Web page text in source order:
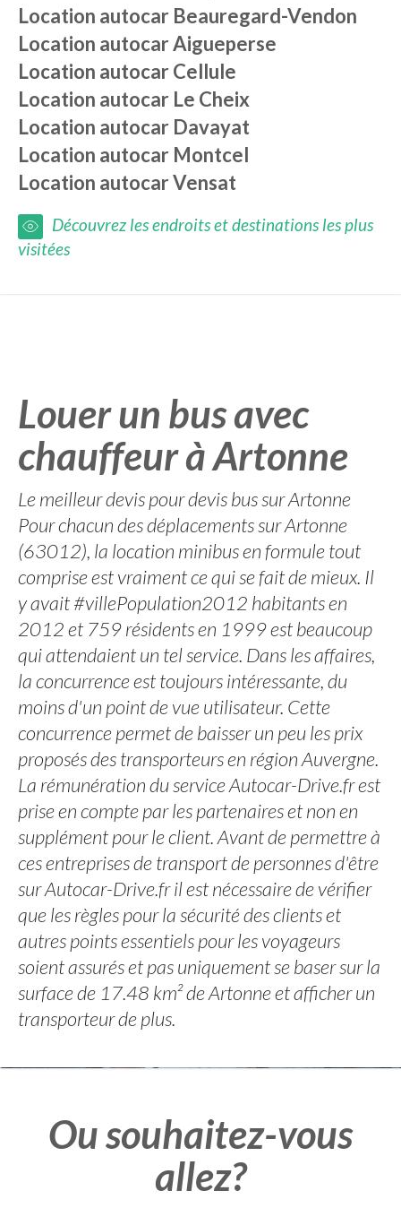
Location autocar Beauregard-Vendon
Location autocarAigueperse
Location autocarCellule
Location autocar Le Cheix
Location autocar Davayat
Location autocar Montcel
Location autocarVensat
Découvrez les endroits et destinations les plus
visitées
Louer un bus avec
chauffeur à Artonne
Le meilleur devis pour devis bus sur Artonne
Pour chacun des déplacements sur Artonne
(63012), la location minibus en formule tout
comprise est vraiment ce qui se fait de mieux. Il
y avait #villePopulation2012 habitants en
2012 et 759 résidents en 1999 est beaucoup
qui attendaient un tel service. Dans les affaires,
la concurrence est toujours intéressante, du
moins d'un point de vue utilisateur. Cette
concurrence permet de baisser un peu les prix
proposés des transporteurs en région Auvergne.
La rémunération du service Autocar-Drive.fr est
prise en compte par les partenaires et non en
supplément pour le client. Avant de permettre à
ces entreprises de transport de personnes d'être
sur Autocar-Drive.fr il est nécessaire de vérifier
que les règles pour la sécurité des clients et
autres points essentiels pour les voyageurs
soient assurés et pas uniquement se baser sur la
surface de 17.48 km² de Artonne et afficher un
transporteur de plus.
Ou souhaitez-vous
allez?